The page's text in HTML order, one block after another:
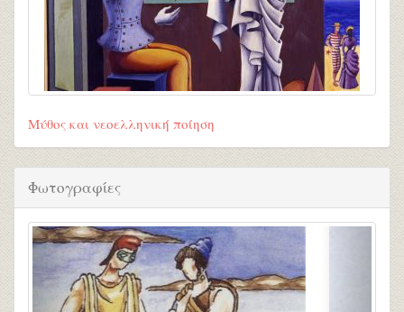
Μύθος και νεοελληνική ποίηση
Φωτογραφίες